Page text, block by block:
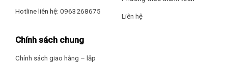
Hotline liên hệ: 0963268675
Liên hệ
Chính sách chung
Chính sách giao hàng – lắp